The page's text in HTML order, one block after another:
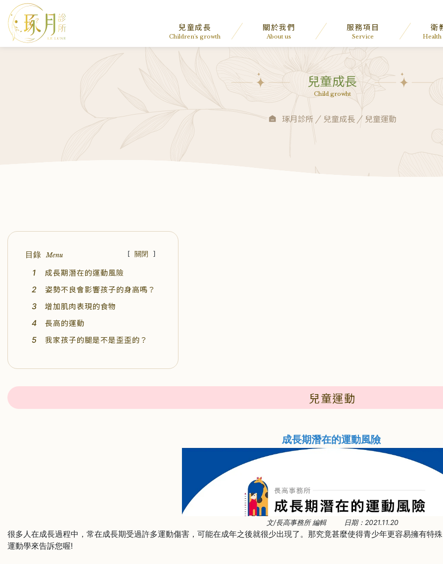
兒童成長
Children's growth
關於我們
About us
服務項目
Service
衛
Health
兒童成長
Child growht
琢月診所 兒童成長 兒童運動
目錄 Menu [ 關閉 ]
成長期潛在的運動風險
姿勢不良會影響孩子的身高嗎？
增加肌肉表現的食物
長高的運動
我家孩子的腿是不是歪歪的？
兒童運動
成長期潛在的運動風險
文/長高事務所 編輯 日期：2021.11.20
很多人在成長過程中，常在成長期受過許多運動傷害，可能在成年之後就很少出現了。那究竟甚麼使得青少年更容易擁有特
運動學來告訴您喔!